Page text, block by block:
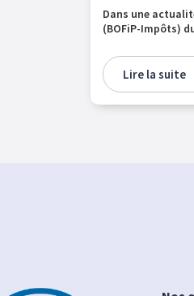
Dans une
(BOFiP-Impôts)
Lire la suite